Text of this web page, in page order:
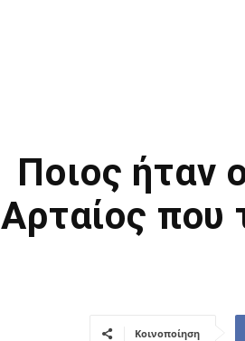
Ποιος ήταν
Αρταίος που
Κοινοποίηση